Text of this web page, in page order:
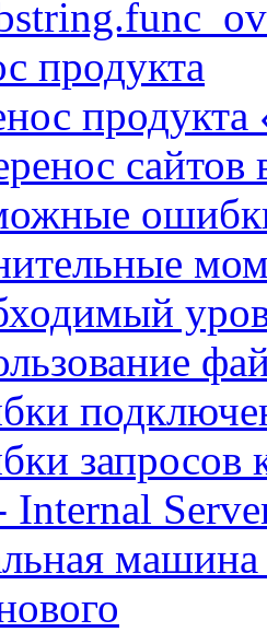
продукта
продукта
сайтов
запросов
Internal